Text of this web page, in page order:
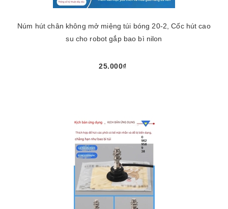
Núm hút chân không mở miệng túi bóng 20-2, Cốc hút cao
su cho robot gắp bao bì nilon
25.000₫